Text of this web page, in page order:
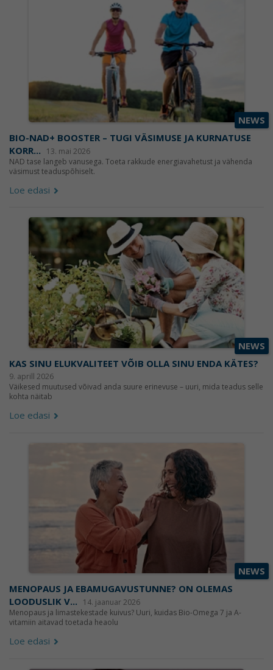
NEWS
BIO-NAD+ BOOSTER – TUGI VÄSIMUSE JA KURNATUSE
KORR...
13. mai 2026
NAD tase langeb vanusega. Toeta rakkude energiavahetust ja vähenda
väsimust teaduspõhiselt.
Loe edasi
NEWS
KAS SINU ELUKVALITEET VÕIB OLLA SINU ENDA KÄTES?
9. aprill 2026
Väikesed muutused võivad anda suure erinevuse – uuri, mida teadus selle
kohta näitab
Loe edasi
NEWS
MENOPAUS JA EBAMUGAVUSTUNNE? ON OLEMAS
LOODUSLIK V...
14. jaanuar 2026
Menopaus ja limastekestade kuivus? Uuri, kuidas Bio-Omega 7 ja A-
vitamiin aitavad toetada heaolu
Loe edasi